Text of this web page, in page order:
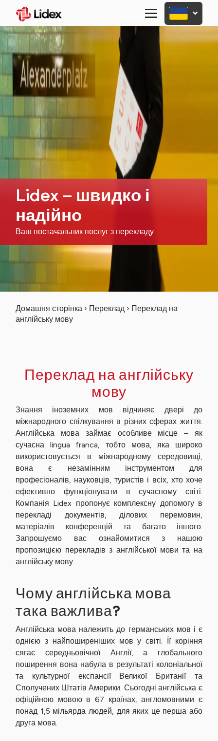
Primary
Menu
Lidex – швидко і
надійно
Ваш постачальник послуг з перекладу
Домашня сторінка › Переклад › Переклад на
англійську мову
Переклад на англійську
мову
Знання іноземних мов відчиняє двері до
міжнародного спілкування в різних сферах життя.
Англійська мова займає особливе місце – як
сучасна lingua franca, тобто мова, яка широко
використовується в міжнародному середовищі,
вона є незамінним інструментом для
професіоналів, науковців, туристів і всіх, хто хоче
ефективно функціонувати в сучасному світі.
Компанія Lidex пропонує комплексну допомогу в
перекладі документів, ділових перемовин,
матеріалів конференцій та багато іншого.
Запрошуємо вас ознайомитися з нашою
пропозицією перекладів з англійської мови та на
англійську мову.
Чому англійська мова
така важлива?
Англійська мова належить до германських мов і є
однією з найпоширеніших мов у світі. Її коріння
сягає середньовічної Англії, а глобального
поширення вона набула в результаті колоніальної
та культурної експансії Великої Британії та
Сполучених Штатів Америки. Сьогодні англійська є
офіційною мовою в 67 країнах, англомовними є
понад 1,5 мільярда людей, для яких це перша або
друга мова.